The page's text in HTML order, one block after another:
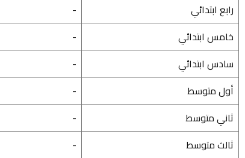
رابع ابتدائي
-
خامس ابتدائي
-
سادس ابتدائي
-
أول متوسط
-
ثاني متوسط
-
ثالث متوسط
-